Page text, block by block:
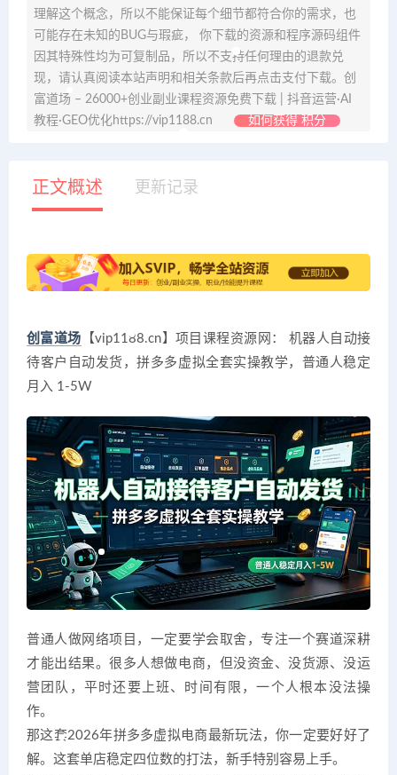
理解这个概念，所以不能保证每个细节都符合你的需求，也
可能存在未知的BUG与瑕疵， 你下载的资源和程序源码组件
因其特殊性均为可复制品，所以不支持任何理由的退款兑
现，请认真阅读本站声明和相关条款后再点击支付下载。创
富道场 – 26000+创业副业课程资源免费下载 | 抖音运营·AI
教程·GEO优化https://vip1188.cn
如何获得 积分
正文概述 更新记录
创富道场 【vip1188.cn】项目课程资源网： 机器人自动接
待客户自动发货，拼多多虚拟全套实操教学，普通人稳定
月入 1-5W
普通人做网络项目，一定要学会取舍，专注一个赛道深耕
才能出结果。很多人想做电商，但没资金、没货源、没运
营团队，平时还要上班、时间有限，一个人根本没法操
作。
那这套2026年拼多多虚拟电商最新玩法，你一定要好好了
解。这套单店稳定四位数的打法，新手特别容易上手。